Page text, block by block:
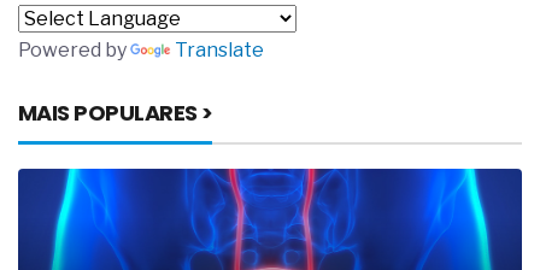
Powered by Translate
MAIS POPULARES >